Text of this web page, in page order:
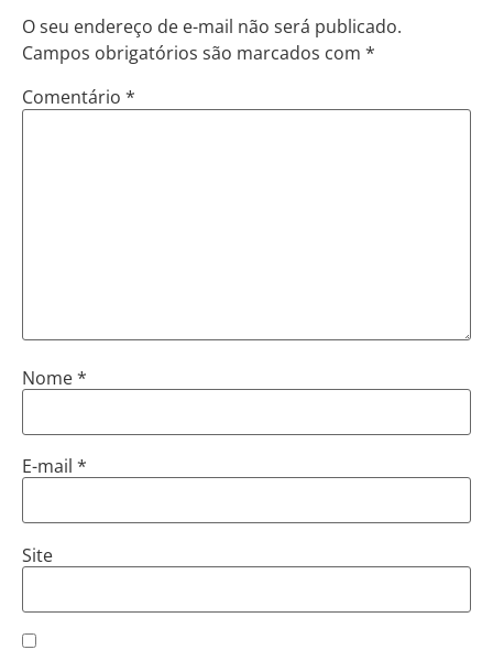
O seu endereço de e-mail não será publicado.
Campos obrigatórios são marcados com *
Comentário *
Nome*
E-mail *
Site